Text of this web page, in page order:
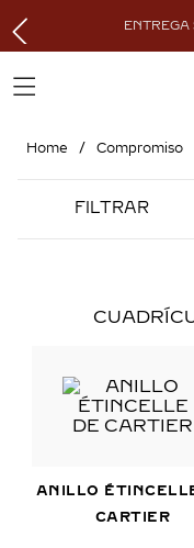
ENTREGA
Compromiso
FILTRAR
ANILLO
CARTIER